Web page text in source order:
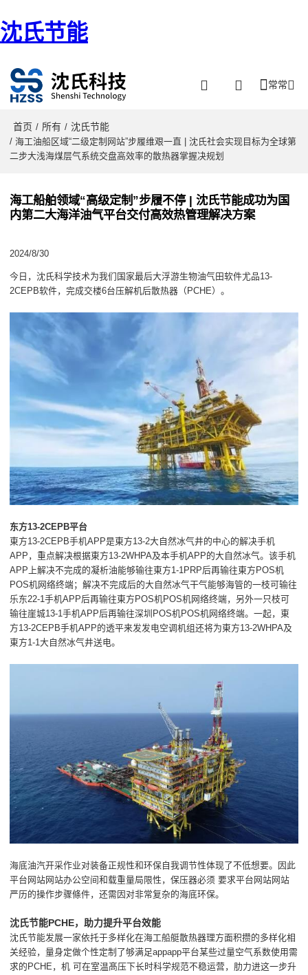
沈氏节能
常常
首页 / 所有 / 沈氏节能
/ 海工油船区域“二级定制网站”步履维艰一直 | 沈氏社会实现目标为全球第
二步大浅海煤层气系统交盘高效率的散热器掌握决规划
海工船舶领域“高级定制”步履不停 | 沈氏节能成功为国
内第二大海洋油气平台交付高效热管理解决方案
2024/8/30
今日，沈氏科学技术为我们国家最后大浮游生物油气田软件尤品13-
2CEPB软件，完成交楼6台压解机后散热器（PCHE）。
东方13-2CEPB平台
東方13-2CEPB手机APP是東方13-2大自然冰气井的中心的解决手机
APP，重点解决根据東方13-2WHPA及本手机APP的大自然冰气。该手机
APP上解决不完成的凝析油能够输往東方1-1PRP后再输往東方POS机
POS机网络终端；解决不完成后的大自然冰气干气能够海管的一枝可输往
乐东22-1手机APP后再输往東方POS机POS机网络终端，另外一只枝可
输往崖城13-1手机APP后再输往深圳POS机POS机网络终端。一起，東
方13-2CEPB手机APP的透平来发发电空调机组还将为東方13-2WHPA及
東方1-1大自然冰气井送电。
海底油汽开采作业对装备正规性和环保自我调节性体现了不低想要。因此
平台网站网站办公空间和载重量局限性，保压器必须 要求平台网站网站
严历的操作步骤條件，还需因对非常复杂的海底环保。
沈氏节能PCHE，助力提升平台效能
沈氏节能发展一家依托于多样化在海工船艇散热器理方面积攒的多样化相
关经验，量身定做个性定制了够满足appapp平台某些过量空气系数使用需
求的PCHE，机 可在室温髙压下长时科学规范不稳运营，肋力进这一步升